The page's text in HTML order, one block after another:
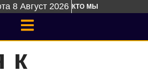
8 Август 2026 КТО МЫ
к